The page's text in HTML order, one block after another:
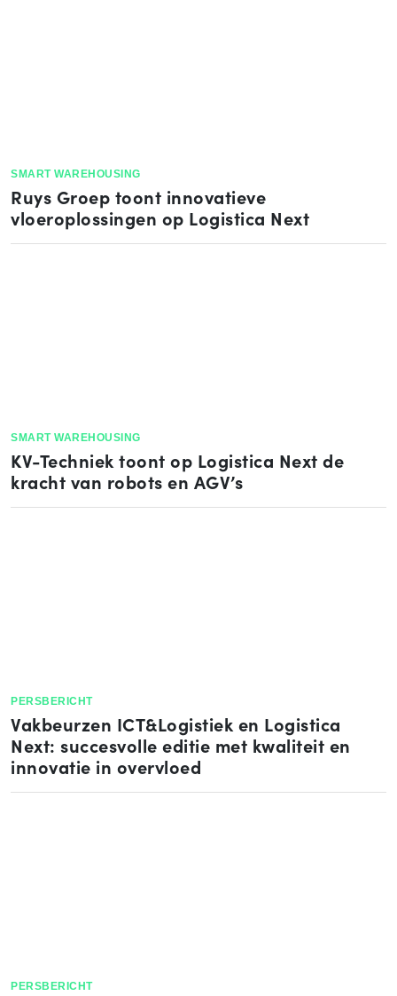
SMART WAREHOUSING
Ruys Groep toont innovatieve
vloeroplossingen op Logistica Next
SMART WAREHOUSING
KV-Techniek toont op Logistica Next de
kracht van robots en AGV’s
PERSBERICHT
Vakbeurzen ICT&Logistiek en Logistica
Next: succesvolle editie met kwaliteit en
innovatie in overvloed
PERSBERICHT